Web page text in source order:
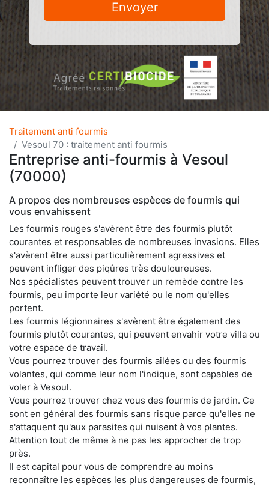
Envoyer
Traitement anti fourmis
Vesoul 70 : traitement anti fourmis
Entreprise anti-fourmis à Vesoul
(70000)
A propos des nombreuses espèces de fourmis qui
vous envahissent
Les fourmis rouges s'avèrent être des fourmis plutôt
courantes et responsables de nombreuses invasions. Elles
s'avèrent être aussi particulièrement agressives et
peuvent infliger des piqûres très douloureuses.
Nos spécialistes peuvent trouver un remède contre les
fourmis, peu importe leur variété ou le nom qu'elles
portent.
Les fourmis légionnaires s'avèrent être également des
fourmis plutôt courantes, qui peuvent envahir votre villa ou
votre espace de travail.
Vous pourrez trouver des fourmis ailées ou des fourmis
volantes, qui comme leur nom l'indique, sont capables de
voler à Vesoul.
Vous pourrez trouver chez vous des fourmis de jardin. Ce
sont en général des fourmis sans risque parce qu'elles ne
s'attaquent qu'aux parasites qui nuisent à vos plantes.
Attention tout de même à ne pas les approcher de trop
près.
Il est capital pour vous de comprendre au moins
reconnaître les espèces les plus dangereuses de fourmis,